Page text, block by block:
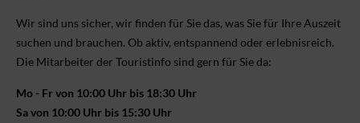
Wir sind uns sicher, wir finden für Sie das, was Sie für Ihre Aus­zeit
suchen und brauchen. Ob aktiv, ent­spannend oder erlebnis­reich.
Die Mitarbeiter der Touristinfo sind gern für Sie da:
Mo - Fr von 10:00 Uhr bis 18:30 Uhr
Sa von 10:00 Uhr bis 15:30 Uhr